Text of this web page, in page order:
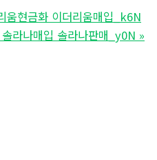
움현금화 이더리움매입_k6N
라나매입 솔라나판매_y0N »